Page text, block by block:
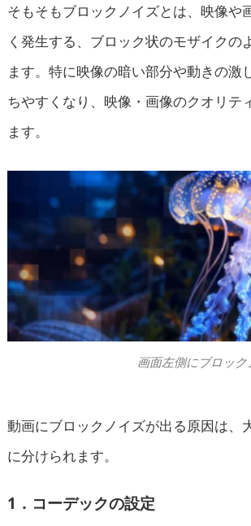
そもそもブロックノイズとは、映像や
く発生する、ブロック状のモザイクの
ます。特に映像の暗い部分や動きの激
ちやすくなり、映像・画像のクオリテ
ます。
画面左側にブロッ
動画にブロックノイズが出る原因は、
に分けられます。
1．コーデックの設定